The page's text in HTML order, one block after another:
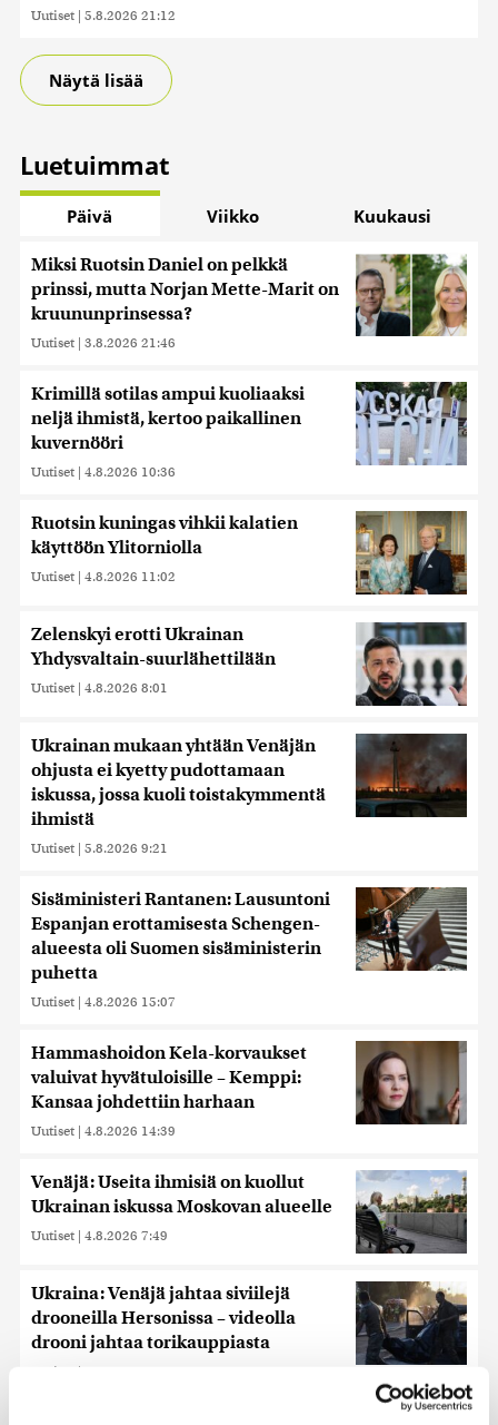
Uutiset | 5.8.2026 21:12
Näytä lisää
Luetuimmat
Päivä Viikko Kuukausi
Miksi Ruotsin Daniel on pelkkä
prinssi, mutta Norjan Mette-Marit on
kruununprinsessa?
Uutiset | 3.8.2026 21:46
Krimillä sotilas ampui kuoliaaksi
neljä ihmistä, kertoo paikallinen
kuvernööri
Uutiset | 4.8.2026 10:36
Ruotsin kuningas vihkii kalatien
käyttöön Ylitorniolla
Uutiset | 4.8.2026 11:02
Zelenskyi erotti Ukrainan
Yhdysvaltain-suurlähettilään
Uutiset | 4.8.2026 8:01
Ukrainan mukaan yhtään Venäjän
ohjusta ei kyetty pudottamaan
iskussa, jossa kuoli toistakymmentä
ihmistä
Uutiset | 5.8.2026 9:21
Sisäministeri Rantanen: Lausuntoni
Espanjan erottamisesta Schengen-
alueesta oli Suomen sisäministerin
puhetta
Uutiset | 4.8.2026 15:07
Hammashoidon Kela-korvaukset
valuivat hyvätuloisille – Kemppi:
Kansaa johdettiin harhaan
Uutiset | 4.8.2026 14:39
Venäjä: Useita ihmisiä on kuollut
Ukrainan iskussa Moskovan alueelle
Uutiset | 4.8.2026 7:49
Ukraina: Venäjä jahtaa siviilejä
drooneilla Hersonissa – videolla
drooni jahtaa torikauppiasta
Uutiset |